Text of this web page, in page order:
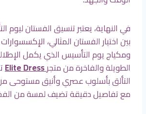
في النهاية، يعتبر تنسيق الفستان ليوم
بين اختيار الفستان المثالي،
ومكياج يوم التأسيس الذي يكمل
الطويلة والفاخرة من متجرElite Dress
التألق بأسلوب عصري وأنيق مستوحى من
مع تفاصيل دقيقة تضيف لمسة من